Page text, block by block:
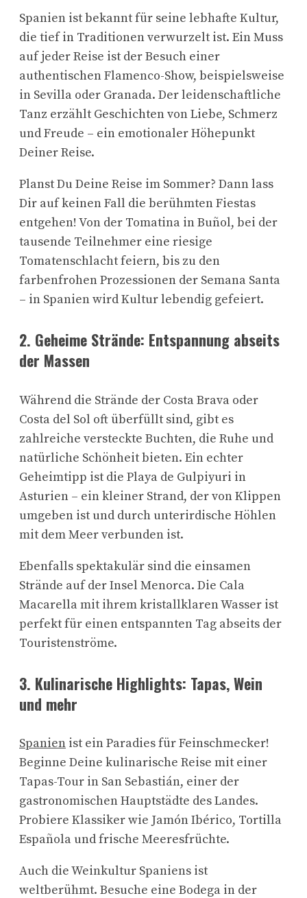
Spanien ist bekannt für seine lebhafte Kultur,
die tief in Traditionen verwurzelt ist. Ein Muss
auf jeder Reise ist der Besuch einer
authentischen Flamenco-Show, beispielsweise
in Sevilla oder Granada. Der leidenschaftliche
Tanz erzählt Geschichten von Liebe, Schmerz
und Freude – ein emotionaler Höhepunkt
Deiner Reise.
Planst Du Deine Reise im Sommer? Dann lass
Dir auf keinen Fall die berühmten Fiestas
entgehen! Von der Tomatina in Buñol, bei der
tausende Teilnehmer eine riesige
Tomatenschlacht feiern, bis zu den
farbenfrohen Prozessionen der Semana Santa
– in Spanien wird Kultur lebendig gefeiert.
2. Geheime Strände: Entspannung abseits
der Massen
Während die Strände der Costa Brava oder
Costa del Sol oft überfüllt sind, gibt es
zahlreiche versteckte Buchten, die Ruhe und
natürliche Schönheit bieten. Ein echter
Geheimtipp ist die Playa de Gulpiyuri in
Asturien – ein kleiner Strand, der von Klippen
umgeben ist und durch unterirdische Höhlen
mit dem Meer verbunden ist.
Ebenfalls spektakulär sind die einsamen
Strände auf der Insel Menorca. Die Cala
Macarella mit ihrem kristallklaren Wasser ist
perfekt für einen entspannten Tag abseits der
Touristenströme.
3. Kulinarische Highlights: Tapas, Wein
und mehr
Spanien ist ein Paradies für Feinschmecker!
Beginne Deine kulinarische Reise mit einer
Tapas-Tour in San Sebastián, einer der
gastronomischen Hauptstädte des Landes.
Probiere Klassiker wie Jamón Ibérico, Tortilla
Española und frische Meeresfrüchte.
Auch die Weinkultur Spaniens ist
weltberühmt. Besuche eine Bodega in der